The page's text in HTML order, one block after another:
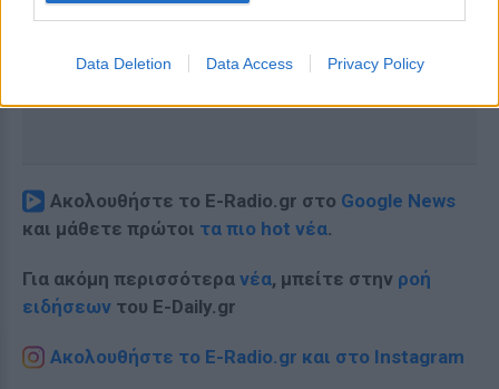
Data Deletion Data Access Privacy Policy
Ακολουθήστε το E-Radio.gr στο Google News
και μάθετε πρώτοι τα πιο hot νέα.
Για ακόμη περισσότερα νέα, μπείτε στην ροή
ειδήσεων του E-Daily.gr
Ακολουθήστε το E-Radio.gr και στο Instagram